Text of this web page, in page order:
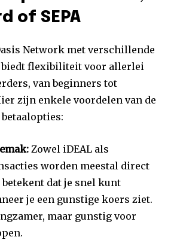
of SEPA
Network met verschillende
biedt flexibiliteit voor allerlei
van beginners tot
zijn enkele voordelen van de
Zowel iDEAL als
worden meestal direct
dat je snel kunt
je een gunstige koers ziet.
maar gunstig voor